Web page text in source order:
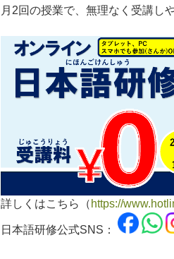
月2回の授業で、無理なく受講し
詳しくはこちら（ https://
日本語研修公式SNS：